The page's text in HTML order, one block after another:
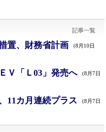
記事一覧
置、財務省計画 (8月10日
Ｖ「Ｌ03」発売へ (8月7日
11カ月連続プラス (8月7日